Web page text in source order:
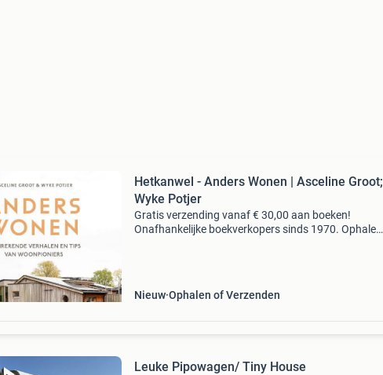
Hetkanwel - Anders Wonen | Asceline Groot;
Wyke Potjer
Gratis verzending vanaf € 30,00 aan boeken!
Onafhankelijke boekverkopers sinds 1970. Ophalen
Nieuw Ophalen of Verzenden
Leuke Pipowagen/ Tiny House